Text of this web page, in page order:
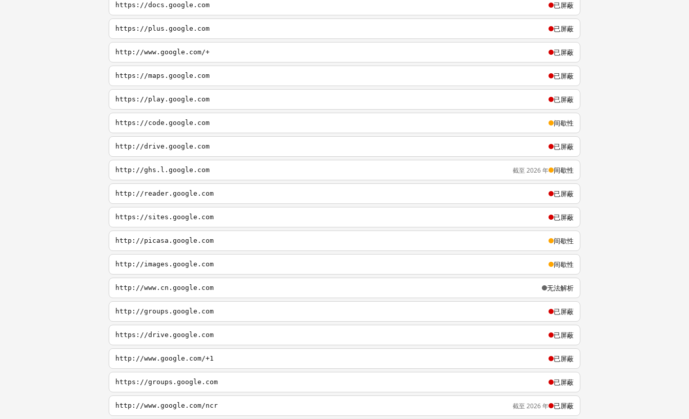
https://docs.google.com 已屏蔽
https://plus.google.com 已屏蔽
http://www.google.com/+ 已屏蔽
https://maps.google.com 已屏蔽
https://play.google.com 已屏蔽
https://code.google.com 间歇性
http://drive.google.com 已屏蔽
http://ghs.l.google.com 截至 2026 年 间歇性
http://reader.google.com 已屏蔽
https://sites.google.com 已屏蔽
http://picasa.google.com 间歇性
http://images.google.com 间歇性
http://www.cn.google.com 无法解析
http://groups.google.com 已屏蔽
https://drive.google.com 已屏蔽
http://www.google.com/+1 已屏蔽
https://groups.google.com 已屏蔽
http://www.google.com/ncr 截至 2026 年 已屏蔽